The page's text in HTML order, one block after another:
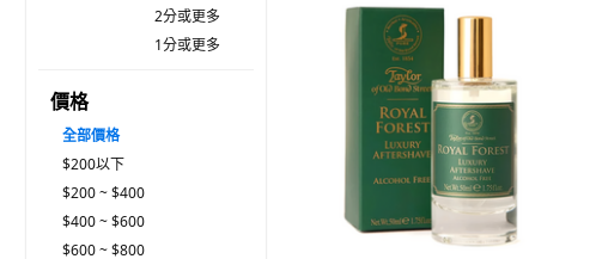
2分或更多
1分或更多
價格
全部價格
$200以下
$200 ~ $400
$400 ~ $600
$600 ~ $800